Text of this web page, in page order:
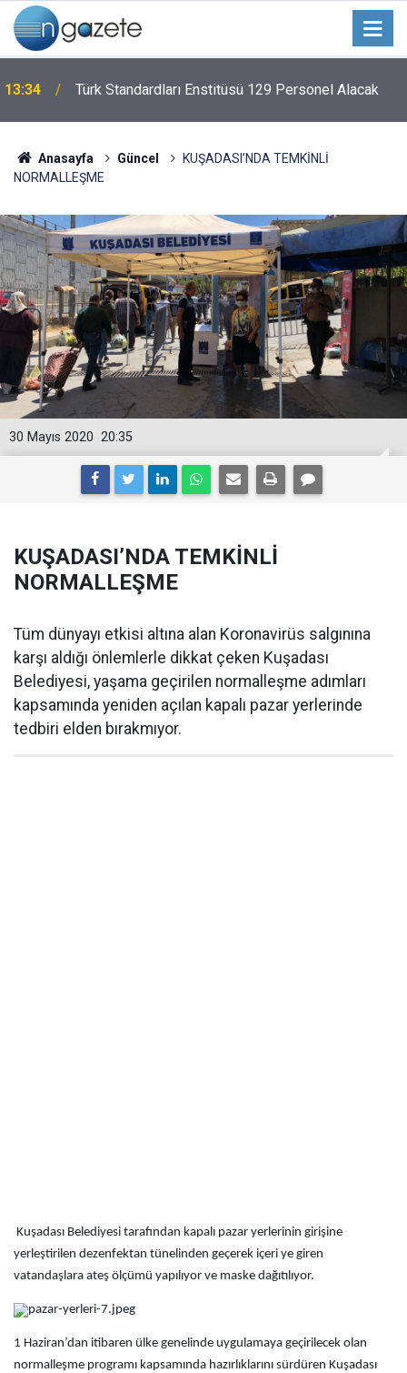
13:34 Türk Standardları Enstitüsü 129 Personel Alacak
Anasayfa Güncel
KUŞADASI’NDA TEMKİNLİ
NORMALLEŞME
20:35
30 Mayıs 2020
KUŞADASI’NDA TEMKİNLİ
NORMALLEŞME
Tüm dünyayı etkisi altına alan Koronavirüs salgınına
karşı aldığı önlemlerle dikkat çeken Kuşadası
Belediyesi, yaşama geçirilen normalleşme adımları
kapsamında yeniden açılan kapalı pazar yerlerinde
tedbiri elden bırakmıyor.
Kuşadası Belediyesi tarafından kapalı pazar yerlerinin girişine
yerleştirilen dezenfektan tünelinden geçerek içeri ye giren
vatandaşlara ateş ölçümü yapılıyor ve maske dağıtılıyor.
1 Haziran’dan itibaren ülke genelinde uygulamaya geçirilecek olan
normalleşme programı kapsamında hazırlıklarını sürdüren Kuşadası